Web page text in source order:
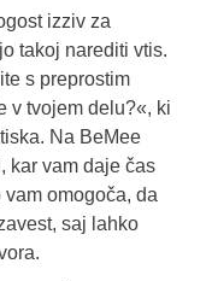
izziv za
takoj narediti vtis.
s preprostim
v tvojem delu?«, ki
Na BeMee
kar vam daje čas
omogoča, da
saj lahko